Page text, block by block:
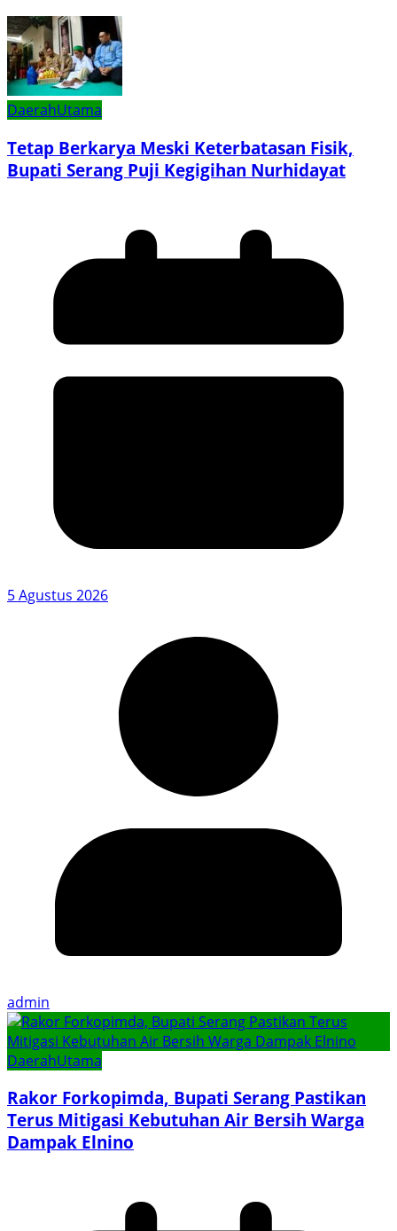
DaerahUtama
Tetap Berkarya Meski Keterbatasan Fisik,
Bupati Serang Puji Kegigihan Nurhidayat
5 Agustus 2026
admin
DaerahUtama
Rakor Forkopimda, Bupati Serang Pastikan
Terus Mitigasi Kebutuhan Air Bersih Warga
Dampak Elnino